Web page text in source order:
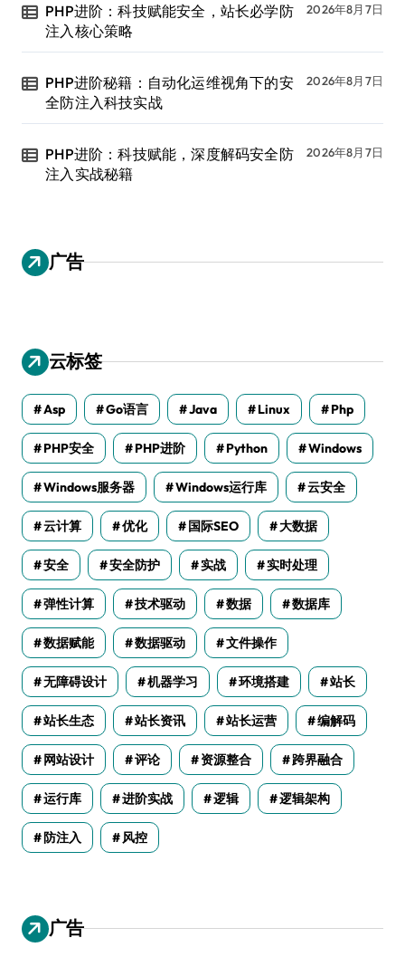
PHP进阶：科技赋能安全，站长必学防
注入核心策略
2026年8月7日
PHP进阶秘籍：自动化运维视角下的安
全防注入科技实战
2026年8月7日
PHP进阶：科技赋能，深度解码安全防
注入实战秘籍
2026年8月7日
广告
云标签
Asp Go语言 Java Linux Php
PHP安全 PHP进阶 Python Windows
Windows服务器 Windows运行库 云安全
云计算 优化 国际SEO 大数据
安全 安全防护 实战 实时处理
弹性计算 技术驱动 数据 数据库
数据赋能 数据驱动 文件操作
无障碍设计 机器学习 环境搭建 站长
站长生态 站长资讯 站长运营 编解码
网站设计 评论 资源整合 跨界融合
运行库 进阶实战 逻辑 逻辑架构
防注入 风控
广告